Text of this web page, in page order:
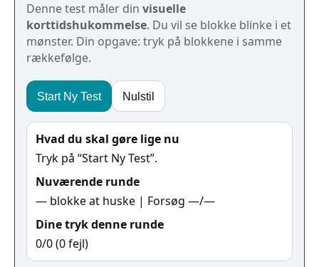
Denne test måler din visuelle
korttidshukommelse. Du vil se blokke blinke i et
mønster. Din opgave: tryk på blokkene i samme
rækkefølge.
Start Ny Test Nulstil
Hvad du skal gøre lige nu
Tryk på “Start Ny Test”.
Nuværende runde
— blokke at huske | Forsøg —/—
Dine tryk denne runde
0/0(0fejl)